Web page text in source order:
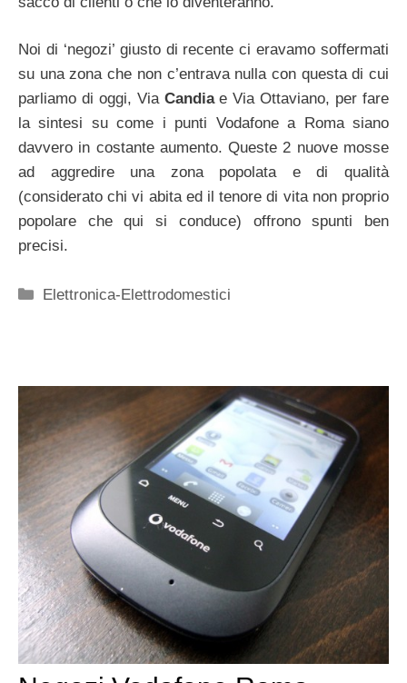
Noi di ‘negozi’ giusto di recente ci eravamo soffermati
su una zona che non c’entrava nulla con questa di cui
parliamo di oggi, Via Candiae Via Ottaviano, per fare
la sintesi su come i punti Vodafone a Roma siano
davvero in costante aumento. Queste 2 nuove mosse
ad aggredire una zona popolata e di qualità
(considerato chi vi abita ed il tenore di vita non proprio
popolare che qui si conduce) offrono spunti ben
precisi.
Categorie
Elettronica-Elettrodomestici